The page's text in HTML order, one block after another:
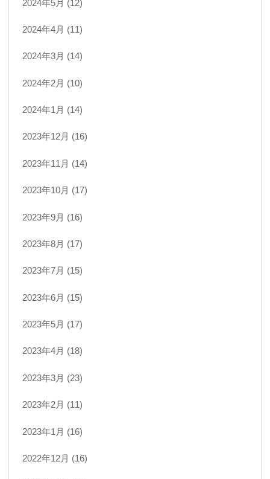
2024年5月 (12)
2024年4月 (11)
2024年3月 (14)
2024年2月 (10)
2024年1月 (14)
2023年12月 (16)
2023年11月 (14)
2023年10月 (17)
2023年9月 (16)
2023年8月 (17)
2023年7月 (15)
2023年6月 (15)
2023年5月 (17)
2023年4月 (18)
2023年3月 (23)
2023年2月 (11)
2023年1月 (16)
2022年12月 (16)